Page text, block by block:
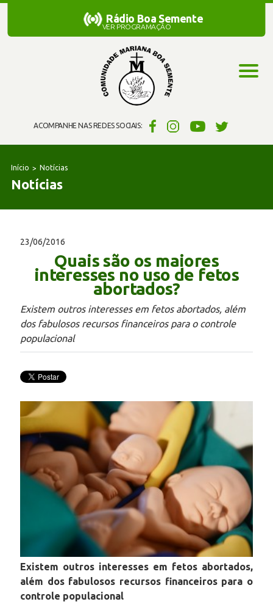
ACOMPANHE NAS REDES SOCIAIS:
Rádio Boa Semente
Rádio Boa Semente
VER PROGRAMAÇÃO
Início Notícias
Notícias
23/06/2016
Quais são os maiores
interesses no uso de fetos
abortados?
Existem outros interesses em fetos abortados, além
dos fabulosos recursos financeiros para o controle
populacional
Existem outros interesses em fetos abortados,
além dos fabulosos recursos financeiros para o
controle populacional